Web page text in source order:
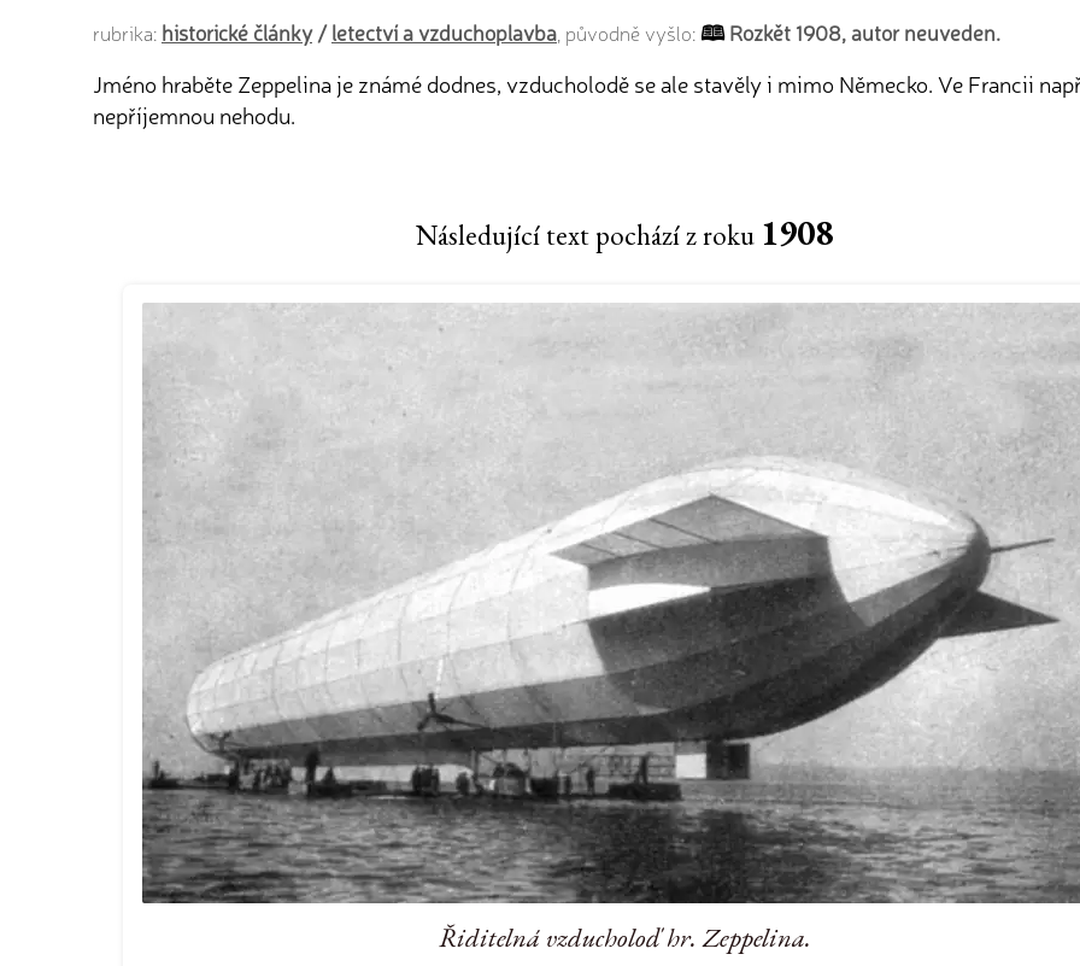
rubrika: historické články/letectví a vzduchoplavba , původně vyšlo: Rozkět 1908, autor neuveden.
Jméno hraběte Zeppelina je známé dodnes, vzducholodě se ale stavěly i mimo Německo. Ve Francii
nepříjemnou nehodu.
Následující text pochází z roku 1908
Řiditelná vzducholoď hr. Zeppelina.